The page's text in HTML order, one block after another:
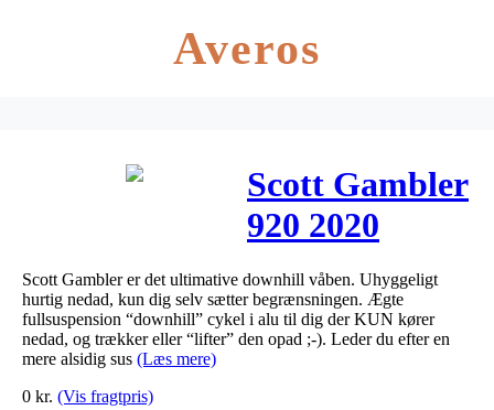
Averos
Scott Gambler
920 2020
Scott Gambler er det ultimative downhill våben. Uhyggeligt
hurtig nedad, kun dig selv sætter begrænsningen. Ægte
fullsuspension “downhill” cykel i alu til dig der KUN kører
nedad, og trækker eller “lifter” den opad ;-). Leder du efter en
mere alsidig sus (Læs mere)
0 kr. (Vis fragtpris)